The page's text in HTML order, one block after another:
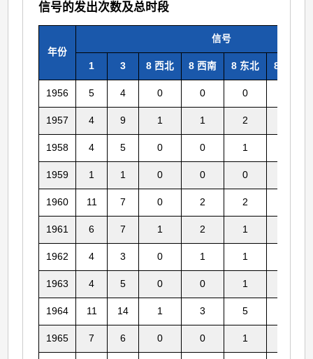
信号的发出次数及总时段
年份
信号
1 3 8 西北 8 西南 8 东北 8 东南
1956 5 4 0 0 0
1957 4 9 1 1 2
1958 4 5 0 0 1
1959 1 1 0 0 0
1960 11 7 0 2 2
1961 6 7 1 2 1
1962 4 3 0 1 1
1963 4 5 0 0 1
1964 11 14 1 3 5
1965 7 6 0 0 1